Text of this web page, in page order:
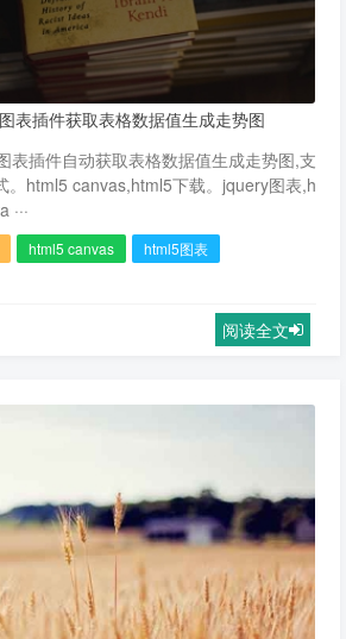
表插件获取表格数据值生成走势图
表插件自动获取表格数据值生成走势图,支
。html5 canvas,html5下载。jquery图表,h
html5 canvas
html5图表
阅读全文